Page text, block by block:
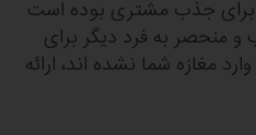
برای جذب مشتری بوده است
و منحصر به فرد دیگر برای
مغازه شما نشده اند، ارائه